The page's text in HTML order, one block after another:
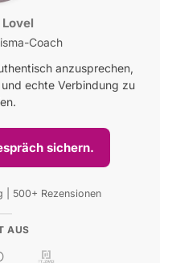
Coach
anzusprechen,
echte Verbindung zu
sichern.
| 500+ Rezensionen
AUS